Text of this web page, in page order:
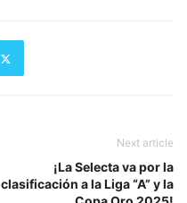
Next article
¡La Selecta va por la
clasificación a la Liga “A” y la